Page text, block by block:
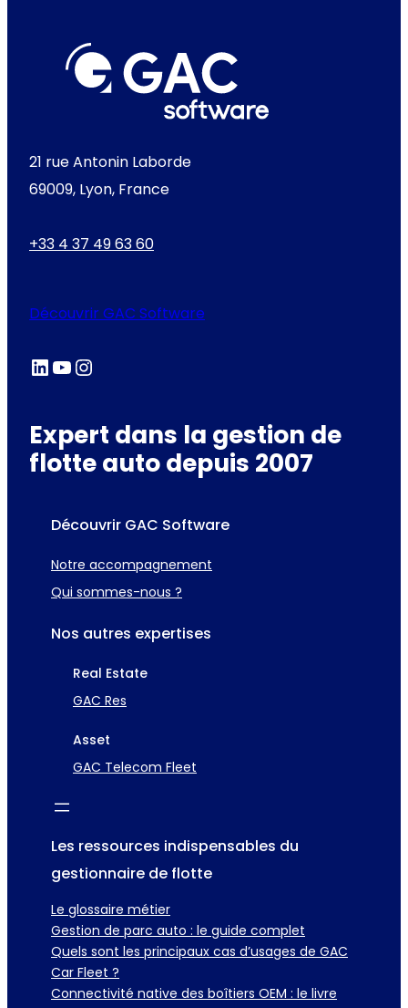
21 rue Antonin Laborde
69009, Lyon, France
+33 4 37 49 63 60
Découvrir GAC Software
LinkedIn YouTube Instagram
Expert dans la gestion de
flotte auto depuis 2007
Découvrir GAC Software
Notre accompagnement
Qui sommes-nous ?
Nos autres expertises
Real Estate
GAC Res
Asset
GAC Telecom Fleet
Les ressources indispensables du
gestionnaire de flotte
Le glossaire métier
Gestion de parc auto : le guide complet
Quels sont les principaux cas d’usages de GAC
Car Fleet ?
Connectivité native des boîtiers OEM : le livre